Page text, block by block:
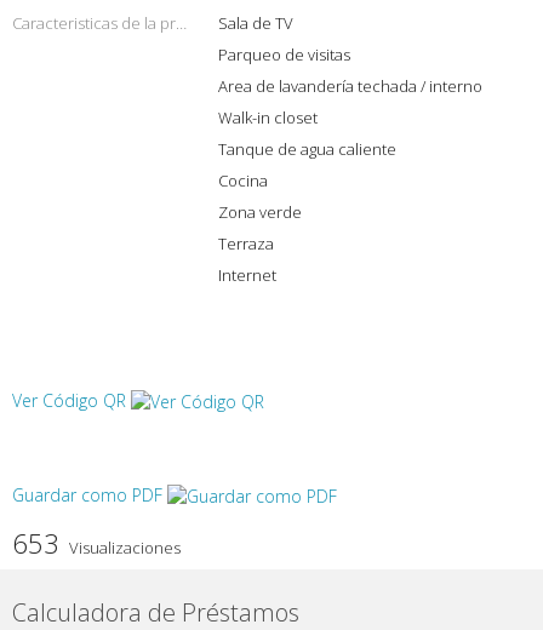
Caracteristicas de la propiedad
Sala de TV
Parqueo de visitas
Area de lavandería techada / interno
Walk-in closet
Tanque de agua caliente
Cocina
Zona verde
Terraza
Internet
Ver Código QR
Guardar como PDF
653 Visualizaciones
Calculadora de Préstamos